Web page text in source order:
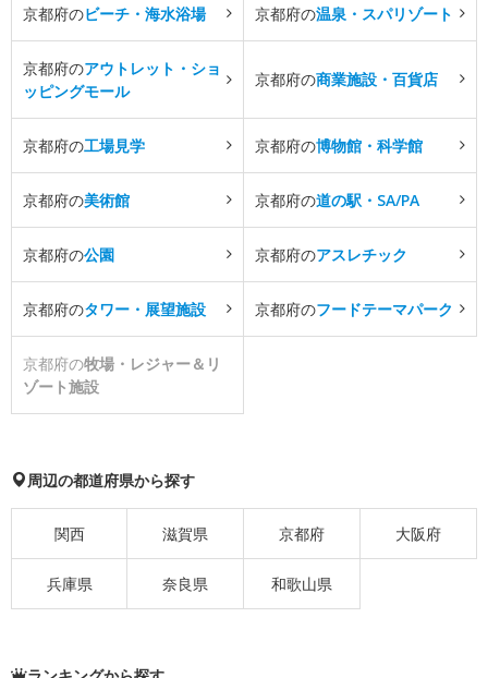
京都府のビーチ・海水浴場 京都府の温泉・スパリゾート
京都府のアウトレット・ショ
ッピングモール
京都府の商業施設・百貨店
京都府の工場見学 京都府の博物館・科学館
京都府の美術館 京都府の道の駅・SA/PA
京都府の公園 京都府のアスレチック
京都府のタワー・展望施設 京都府のフードテーマパーク
京都府の牧場・レジャー＆リ
ゾート施設
周辺の都道府県から探す
関西 滋賀県 京都府 大阪府
兵庫県 奈良県 和歌山県